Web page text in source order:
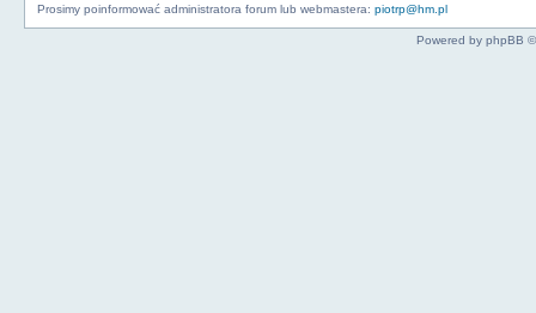
Prosimy poinformować administratora forum lub webmastera: piotrp@hm.pl
Powered by phpBB